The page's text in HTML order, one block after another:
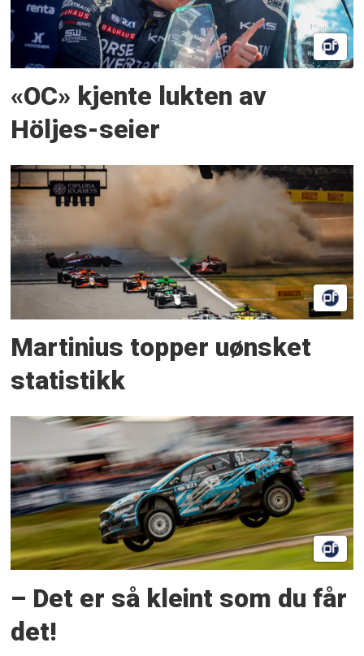
«OC» kjente lukten av
Höljes-seier
Martinius topper uønsket
statistikk
– Det er så kleint som du får
det!